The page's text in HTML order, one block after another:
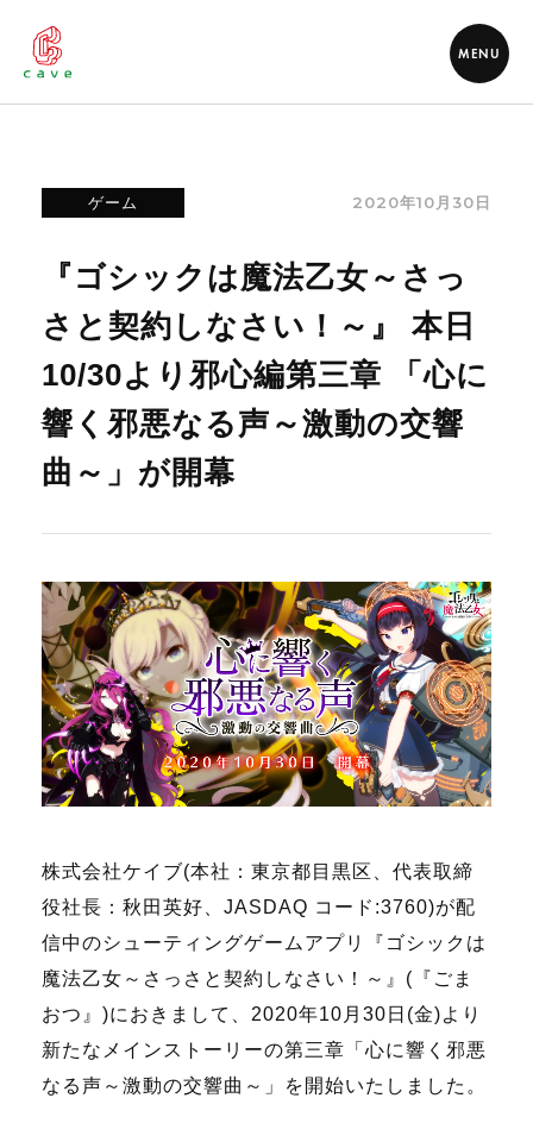
MENU
ゲーム 2020年10月30日
『ゴシックは魔法乙女～さっ
さと契約しなさい！～』 本日
10/30より邪心編第三章 「心に
響く邪悪なる声～激動の交響
曲～」が開幕
株式会社ケイブ(本社：東京都目黒区、代表取締
役社長：秋田英好、JASDAQ コード:3760)が配
信中のシューティングゲームアプリ『ゴシックは
魔法乙女～さっさと契約しなさい！～』(『ごま
おつ』)におきまして、2020年10月30日(金)より
新たなメインストーリーの第三章「心に響く邪悪
なる声～激動の交響曲～」を開始いたしました。